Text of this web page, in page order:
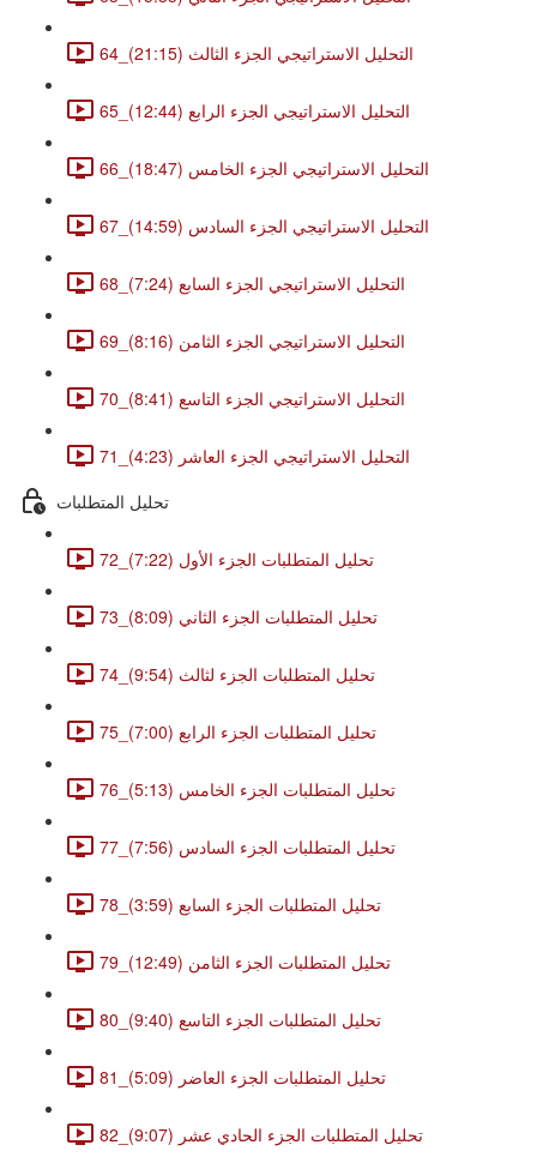
64_التحليل الاستراتيجي الجزء الثالث (21:15)
65_التحليل الاستراتيجي الجزء الرابع (12:44)
66_التحليل الاستراتيجي الجزء الخامس (18:47)
67_التحليل الاستراتيجي الجزء السادس (14:59)
68_التحليل الاستراتيجي الجزء السابع (7:24)
69_التحليل الاستراتيجي الجزء الثامن (8:16)
70_التحليل الاستراتيجي الجزء التاسع (8:41)
71_التحليل الاستراتيجي الجزء العاشر (4:23)
تحليل المتطلبات
72_تحليل المتطلبات الجزء الأول (7:22)
73_تحليل المتطلبات الجزء الثاني (8:09)
74_تحليل المتطلبات الجزء لثالث (9:54)
75_تحليل المتطلبات الجزء الرابع (7:00)
76_تحليل المتطلبات الجزء الخامس (5:13)
77_تحليل المتطلبات الجزء السادس (7:56)
78_تحليل المتطلبات الجزء السابع (3:59)
79_تحليل المتطلبات الجزء الثامن (12:49)
80_تحليل المتطلبات الجزء التاسع (9:40)
81_تحليل المتطلبات الجزء العاضر (5:09)
82_تحليل المتطلبات الجزء الحادي عشر (9:07)